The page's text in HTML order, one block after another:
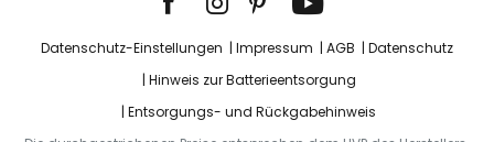
Datenschutz-Einstellungen Impressum AGB
Datenschutz
Hinweis zur Batterieentsorgung
Entsorgungs- und Rückgabehinweis